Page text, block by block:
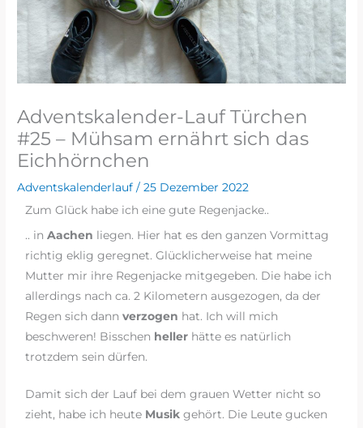
Adventskalender-Lauf Türchen
#25 – Mühsam ernährt sich das
Eichhörnchen
Adventskalenderlauf /25 Dezember 2022
Zum Glück habe ich eine gute Regenjacke..
.. inAachen liegen. Hier hat es den ganzen Vormittag
richtig eklig geregnet. Glücklicherweise hat meine
Mutter mir ihre Regenjacke mitgegeben. Die habe ich
allerdings nach ca. 2 Kilometern ausgezogen, da der
Regen sich dannverzogen hat. Ich will mich
beschweren! Bisschen heller hätte es natürlich
trotzdem sein dürfen.
Damit sich der Lauf bei dem grauen Wetter nicht so
zieht, habe ich heute Musik gehört. Die Leute gucken